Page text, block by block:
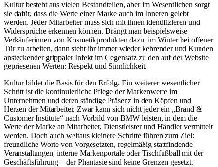
Kultur besteht aus vielen Bestandteilen, aber im Wesentlichen sorgt
sie dafür, dass die Werte einer Marke auch im Inneren gelebt
werden. Jeder Mitarbeiter muss sich mit ihnen identifizieren und
Widersprüche erkennen können. Drängt man beispielsweise
Verkäuferinnen von Kosmetikprodukten dazu, im Winter bei offener
Tür zu arbeiten, dann steht ihr immer wieder kehrender und Kunden
ansteckender grippaler Infekt im Gegensatz zu den auf der Website
gepriesenen Werten: Respekt und Sinnlichkeit.
Kultur bildet die Basis für den Erfolg. Ein weiterer wesentlicher
Schritt ist die kontinuierliche Pflege der Markenwerte im
Unternehmen und deren ständige Präsenz in den Köpfen und
Herzen der Mitarbeiter. Zwar kann sich nicht jeder ein „Brand &
Customer Institute“ nach Vorbild von BMW leisten, in dem die
Werte der Marke an Mitarbeiter, Dienstleister und Händler vermittelt
werden. Doch auch weitaus kleinere Schritte führen zum Ziel:
freundliche Worte von Vorgesetzten, regelmäßig stattfindende
Veranstaltungen, interne Markenportale oder Tischfußball mit der
Geschäftsführung – der Phantasie sind keine Grenzen gesetzt.